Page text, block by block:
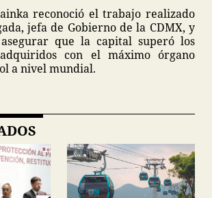
reconoció el trabajo realizado
jefa de Gobierno de la CDMX, y
que la capital superó los
con el máximo órgano
a nivel mundial.